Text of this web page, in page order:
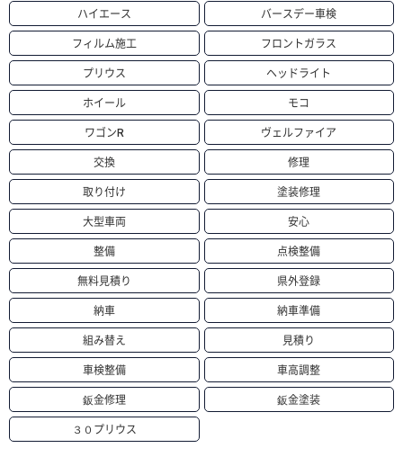
ハイエース バースデー車検
フィルム施工 フロントガラス
プリウス ヘッドライト
ホイール モコ
ワゴンR ヴェルファイア
交換 修理
取り付け 塗装修理
大型車両 安心
整備 点検整備
無料見積り 県外登録
納車 納車準備
組み替え 見積り
車検整備 車高調整
鈑金修理 鈑金塗装
３０プリウス